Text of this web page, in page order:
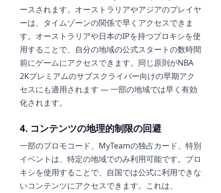
ースされます。オーストラリアやアジアのプレイヤ
ーは、タイムゾーンの関係で早くアクセスできま
す。オーストラリアや日本のIPを持つプロキシを使
用することで、自分の地域の公式スタートの数時間
前にゲームにアクセスできます。同じ原則がNBA
2Kプレミアムのサブスクライバー向けの早期アク
セスにも適用されます — 一部の地域では早く有効
化されます。
4. コンテンツの地理的制限の回避
一部のプロモコード、MyTeamの独占カード、特別
イベントは、特定の地域でのみ利用可能です。プロ
キシを使用することで、自国では公式に利用できな
いコンテンツにアクセスできます。これは、